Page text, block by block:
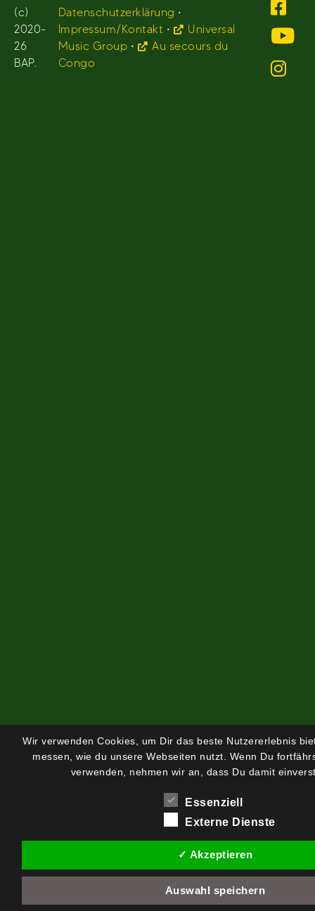
(c)
2020-
26
BAP.
Datenschutzerklärung •
Impressum/Kontakt •
Universal
Music Group •
Au secours du
Congo
Wir verwenden Cookies, um Dir das beste Nutzererlebnis
messen, wie du unsere Webseiten nutzt. Wenn Du
verwenden, nehmen wir an, dass Du damit
Essenziell
Externe Dienste
✓ Akzeptieren
Auswahl speichern